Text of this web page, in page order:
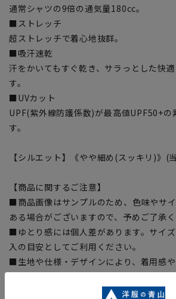
通常シャツの9倍の通気量180cc。
■ストレッチ
超ストレッチで着心地抜群。
■吸汗速乾
汗をかいてもすぐ乾き、サラっとした快
す。
■UVカット
UPF(紫外線防護係数)が最高値UPF50+の
す。
【シルエット】《やや細め(スッキリ)》(
【商品に関するご注意】
■商品画像はサンプルのため、色味やサ
ある場合がございますので、予めご了承く
■ゆとり感には個人差があります。サイ
入の目安としてご利用ください。
■生地や仕様・デザインにより、着用感
干の誤差が生じる場合がございます。予
■サイズスペックは仕上がりサイズを記載